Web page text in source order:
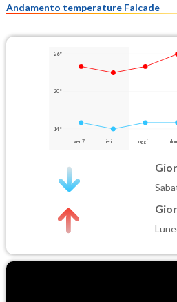
Andamento temperature Falcade
26°
20°
14°
ven 7 ieri oggi